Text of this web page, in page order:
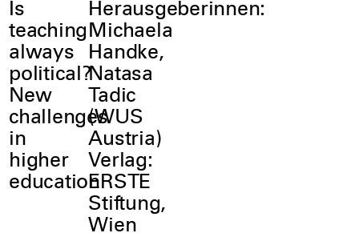
Is
teaching
always
political?
New
challenges
in
higher
education
Herausgeberinnen:
Michaela
Handke,
Natasa
Tadic
(WUS
Austria)
Verlag:
ERSTE
Stiftung,
Wien